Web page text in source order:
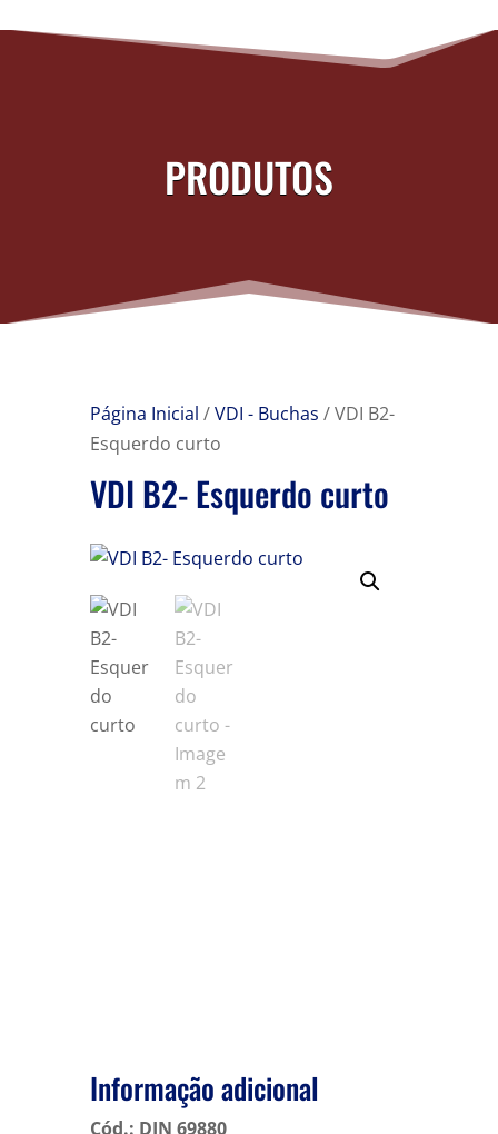
PRODUTOS
Página Inicial /VDI - Buchas / VDI B2-
Esquerdo curto
VDI B2- Esquerdo curto
Informação adicional
Cód.: DIN 69880